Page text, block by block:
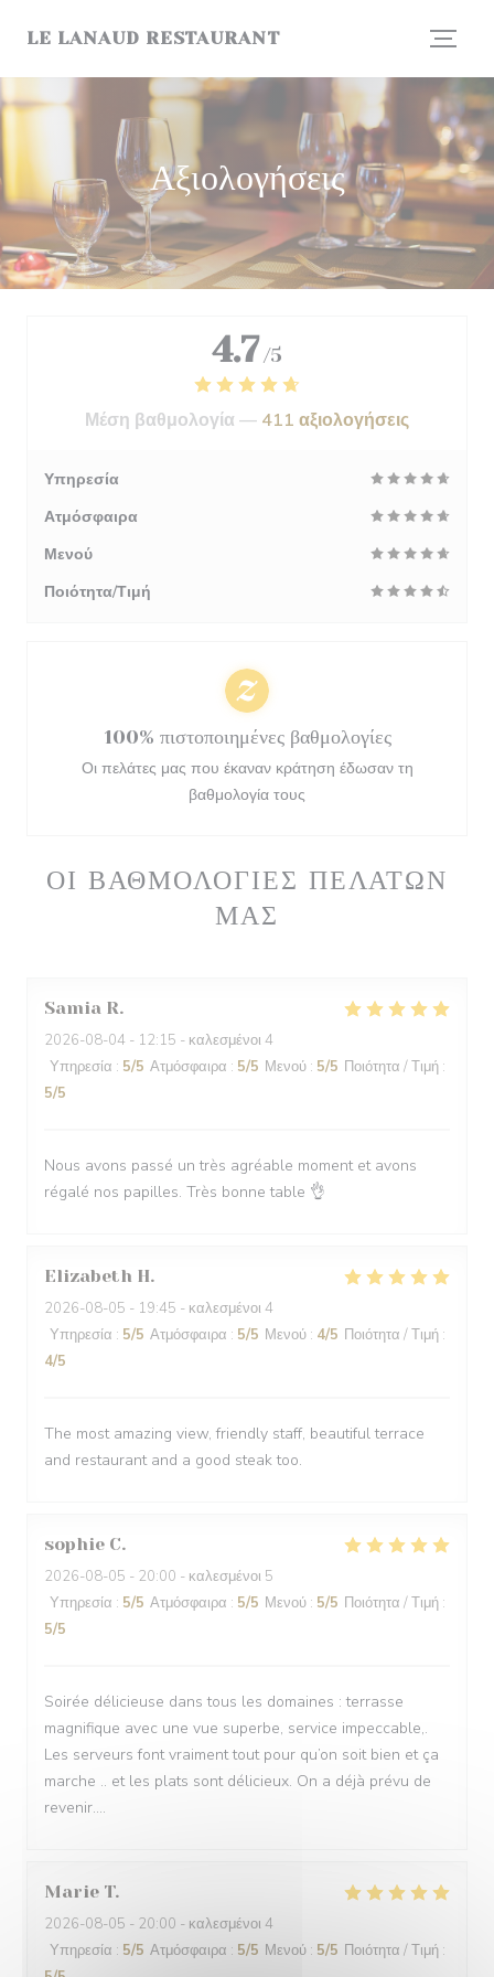
LE LANAUD RESTAURANT
Αξιολογήσεις
ΟΙ ΒΑΘΜΟΛΟΓΊΕΣ ΠΕΛΑΤΏΝ
ΜΑΣ
Samia R
2026-08-04 - 12:15 - καλεσμένοι 4
Υπηρεσία : 5/5 Ατμόσφαιρα : 5/5 Μενού : 5/5 Ποιότητα / Τιμή :
5/5
Nous avons passé un très agréable moment et avons
régalé nos papilles. Très bonne table 👌
Elizabeth H
2026-08-05 - 19:45 - καλεσμένοι 4
Υπηρεσία : 5/5 Ατμόσφαιρα : 5/5 Μενού : 4/5 Ποιότητα / Τιμή :
4/5
The most amazing view, friendly staff, beautiful terrace
and restaurant and a good steak too.
sophie C
2026-08-05 - 20:00 - καλεσμένοι 5
Υπηρεσία : 5/5 Ατμόσφαιρα : 5/5 Μενού : 5/5 Ποιότητα / Τιμή :
5/5
Soirée délicieuse dans tous les domaines : terrasse
magnifique avec une vue superbe, service impeccable,.
Les serveurs font vraiment tout pour qu’on soit bien et ça
marche .. et les plats sont délicieux. On a déjà prévu de
revenir….
Marie T
2026-08-05 - 20:00 - καλεσμένοι 4
Υπηρεσία : 5/5 Ατμόσφαιρα : 5/5 Μενού : 5/5 Ποιότητα / Τιμή :
4.7 /5
Μέση βαθμολογία — 411 αξιολογήσεις
Υπηρεσία
Ατμόσφαιρα
Μενού
Ποιότητα/Τιμή
100% πιστοποιημένες βαθμολογίες
Οι πελάτες μας που έκαναν κράτηση έδωσαν τη
βαθμολογία τους